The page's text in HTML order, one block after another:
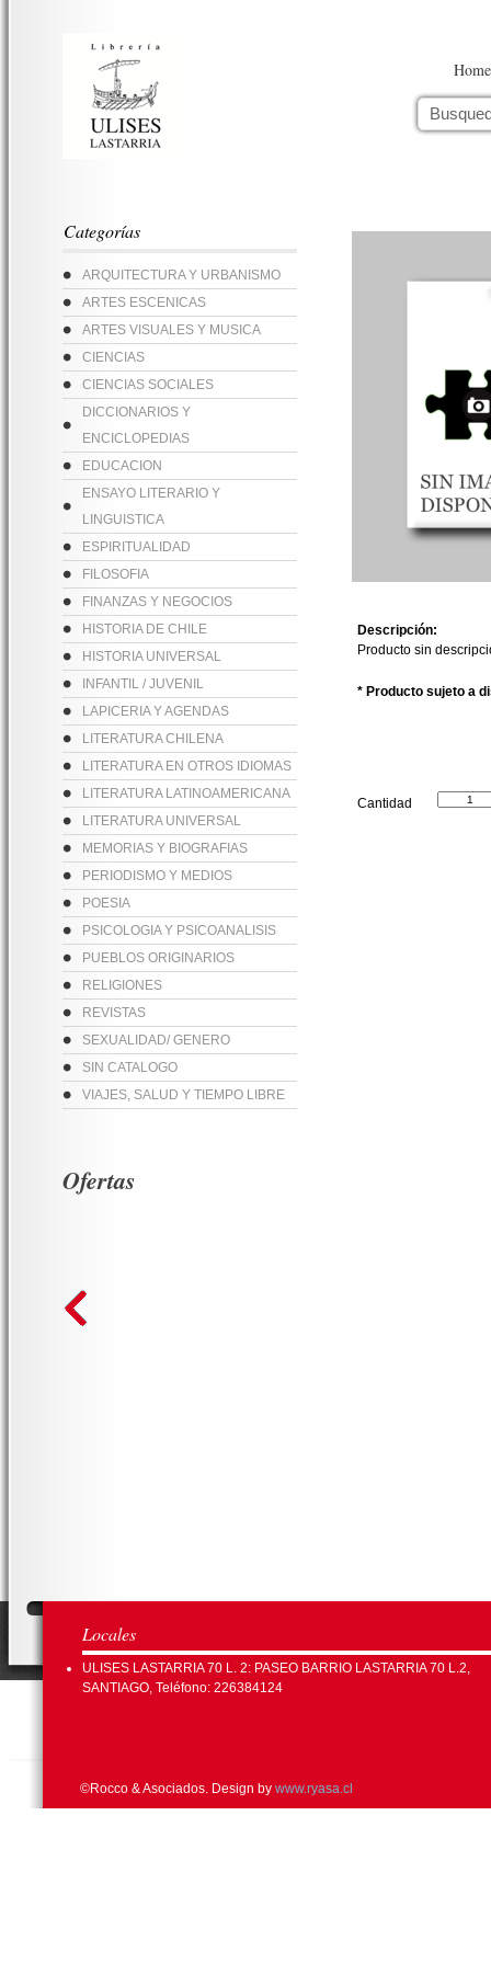
Home
Categorías
ARQUITECTURA Y URBANISMO
ARTES ESCENICAS
ARTES VISUALES Y MUSICA
CIENCIAS
CIENCIAS SOCIALES
DICCIONARIOS Y
ENCICLOPEDIAS
EDUCACION
ENSAYO LITERARIO Y
LINGUISTICA
ESPIRITUALIDAD
FILOSOFIA
FINANZAS Y NEGOCIOS
HISTORIA DE CHILE
HISTORIA UNIVERSAL
INFANTIL / JUVENIL
LAPICERIA Y AGENDAS
LITERATURA CHILENA
LITERATURA EN OTROS IDIOMAS
LITERATURA LATINOAMERICANA
LITERATURA UNIVERSAL
MEMORIAS Y BIOGRAFIAS
PERIODISMO Y MEDIOS
POESIA
PSICOLOGIA Y PSICOANALISIS
PUEBLOS ORIGINARIOS
RELIGIONES
REVISTAS
SEXUALIDAD/ GENERO
SIN CATALOGO
VIAJES, SALUD Y TIEMPO LIBRE
Descripción:
Producto sin
* Producto sujeto a
Cantidad
Ofertas
Locales
ULISES LASTARRIA 70 L. 2: PASEO BARRIO LASTARRIA 70 L.2,
SANTIAGO, Teléfono: 226384124
©Rocco & Asociados. Design by www.ryasa.cl